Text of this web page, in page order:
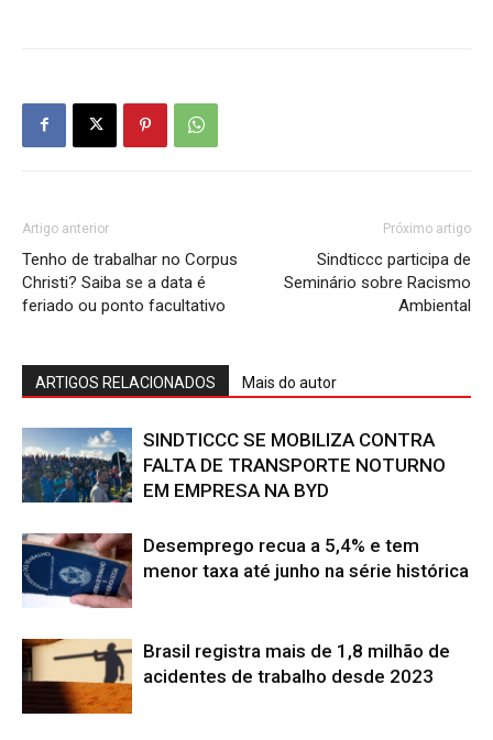
Artigo anterior
Tenho de trabalhar no Corpus
Christi? Saiba se a data é
feriado ou ponto facultativo
Próximo artigo
Sindticcc participa de
Seminário sobre Racismo
Ambiental
ARTIGOS RELACIONADOS Mais do autor
SINDTICCC SE MOBILIZA CONTRA
FALTA DE TRANSPORTE NOTURNO
EM EMPRESA NA BYD
Desemprego recua a 5,4% e tem
menor taxa até junho na série histórica
Brasil registra mais de 1,8 milhão de
acidentes de trabalho desde 2023